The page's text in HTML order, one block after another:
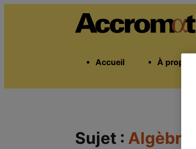
Accueil À propos
Sujet : Algèbre